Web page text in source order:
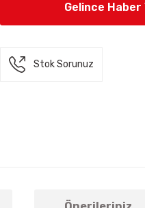
Gelince Haber
Stok Sorunuz